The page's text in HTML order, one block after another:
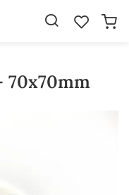
70x70mm